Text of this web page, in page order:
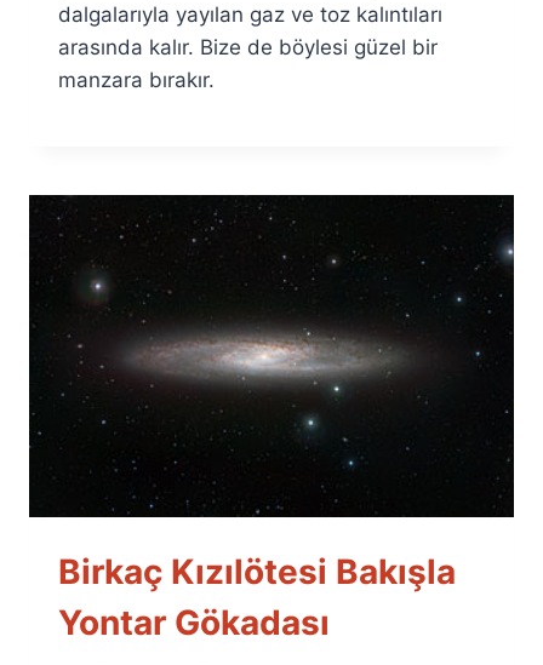
dalgalarıyla yayılan gaz ve toz kalıntıları
arasında kalır. Bize de böylesi güzel bir
manzara bırakır.
Birkaç Kızılötesi Bakışla
Yontar Gökadası